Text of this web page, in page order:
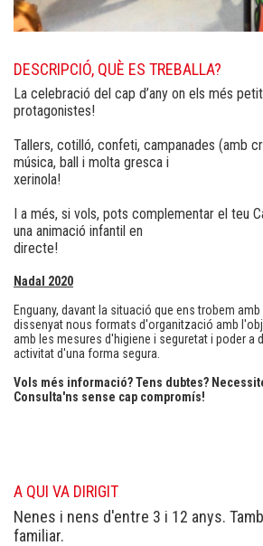
DESCRIPCIÓ, QUÈ ES TREBALLA?
La celebració del cap d’any on els més
protagonistes!
Tallers, cotilló, confeti, campanades (amb
música, ball i molta gresca i
xerinola!
I a més, si vols, pots complementar el teu
una animació infantil en
directe!
Nadal 2020
Enguany, davant la situació que ens trobem
dissenyat nous formats d'organització amb
amb les mesures d'higiene i seguretat i poder a
activitat d'una forma segura.
Vols més informació? Tens dubtes?
Consulta'ns sense cap compromís!
A QUI VA DIRIGIT
Nenes i nens d'entre 3 i 12 anys.
familiar.